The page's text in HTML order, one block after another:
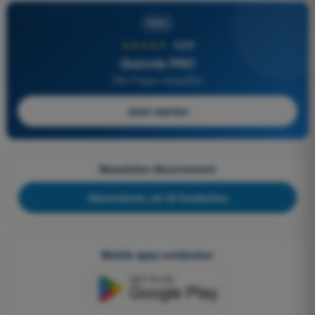
4,6/5
Quizvds PRO
Alle Fragen inbegriffen
Jetzt starten
Newsletter-Abonnement
Abonnieren, es ist kostenlos
Mobile apps entdecken